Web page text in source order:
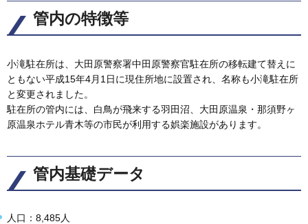
管内の特徴等
小滝駐在所は、大田原警察署中田原警察官駐在所の移転建て替えに
ともない平成15年4月1日に現住所地に設置され、名称も小滝駐在所
と変更されました。
駐在所の管内には、白鳥が飛来する羽田沼、大田原温泉・那須野ヶ
原温泉ホテル青木等の市民が利用する娯楽施設があります。
管内基礎データ
人口：8,485人